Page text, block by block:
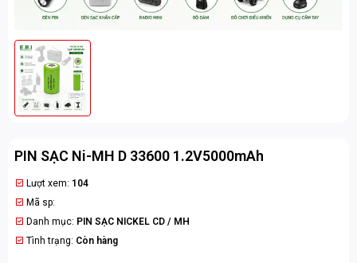
PIN SẠC Ni-MH D 33600 1.2V5000mAh
Lượt xem: 104
Mã sp:
Danh mục: PIN SẠC NICKEL CD / MH
Tình trạng: Còn hàng